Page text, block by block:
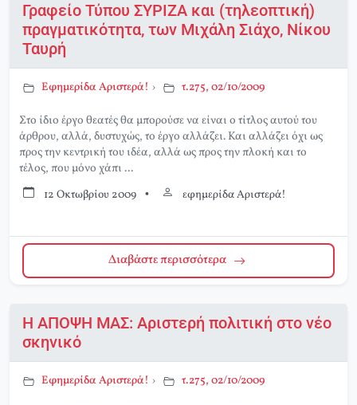
Γραφείο Τύπου ΣΥΡΙΖΑ και (τηλεοπτική)
πραγματικότητα, των Μιχάλη Σιάχο, Νίκου
Ταυρή
Εφημερίδα Αριστερά! › τ.275, 02/10/2009
Στο ίδιο έργο θεατές θα μπορούσε να είναι ο τίτλος αυτού του
άρθρου, αλλά, δυστυχώς, το έργο αλλάζει. Και αλλάζει όχι ως
προς την κεντρική του ιδέα, αλλά ως προς την πλοκή και το
τέλος, που μόνο χάπι ...
12 Οκτωβρίου 2009 • εφημερίδα Αριστερά!
Διαβάστε περισσότερα
Η ΑΠΟΨΗ ΜΑΣ: Αριστερή πολιτική στο νέο
σκηνικό
Εφημερίδα Αριστερά! › τ.275, 02/10/2009